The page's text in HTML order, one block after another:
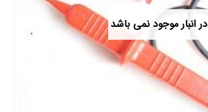
در انبار موجود نمی باشد